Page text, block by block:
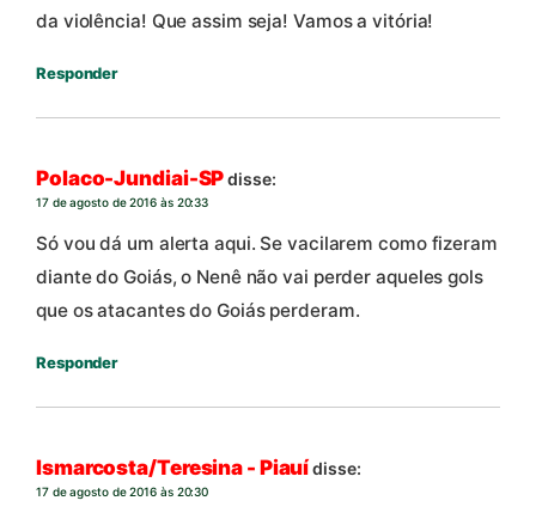
da violência! Que assim seja! Vamos a vitória!
Responder
Polaco-Jundiai-SPdisse:
17 de agosto de 2016 às 20:33
Só vou dá um alerta aqui. Se vacilarem como fizeram
diante do Goiás, o Nenê não vai perder aqueles gols
que os atacantes do Goiás perderam.
Responder
Ismarcosta/Teresina - Piauídisse:
17 de agosto de 2016 às 20:30